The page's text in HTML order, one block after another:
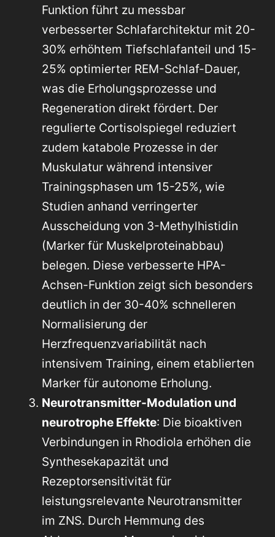
Funktion führt zu messbar
verbesserter Schlafarchitektur mit 20-
30% erhöhtem Tiefschlafanteil und 15-
25% optimierter REM-Schlaf-Dauer,
was die Erholungsprozesse und
Regeneration direkt fördert. Der
regulierte Cortisolspiegel reduziert
zudem katabole Prozesse in der
Muskulatur während intensiver
Trainingsphasen um 15-25%, wie
Studien anhand verringerter
Ausscheidung von 3-Methylhistidin
(Marker für Muskelproteinabbau)
belegen. Diese verbesserte HPA-
Achsen-Funktion zeigt sich besonders
deutlich in der 30-40% schnelleren
Normalisierung der
Herzfrequenzvariabilität nach
intensivem Training, einem etablierten
Marker für autonome Erholung.
Neurotransmitter-Modulation und
neurotrophe Effekte: Die bioaktiven
Verbindungen in Rhodiola erhöhen die
Synthesekapazität und
Rezeptorsensitivität für
leistungsrelevante Neurotransmitter
im ZNS. Durch Hemmung des